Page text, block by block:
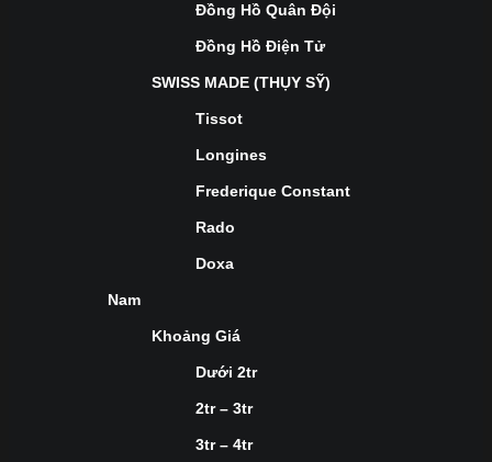
Đồng Hồ Quân Đội
Đồng Hồ Điện Tử
SWISS MADE (THỤY SỸ)
Tissot
Longines
Frederique Constant
Rado
Doxa
Nam
Khoảng Giá
Dưới 2tr
2tr – 3tr
3tr – 4tr